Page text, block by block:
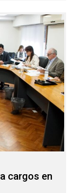
cargos en